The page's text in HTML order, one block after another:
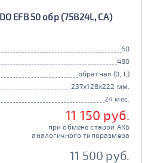
EFB 50 обр (75B24L, CA)
50
480
обратная (0, L)
237x128x222 мм.
24 мес.
11 150 руб.
при обмене старой АКБ
аналогичного типоразмера
11 500 руб.